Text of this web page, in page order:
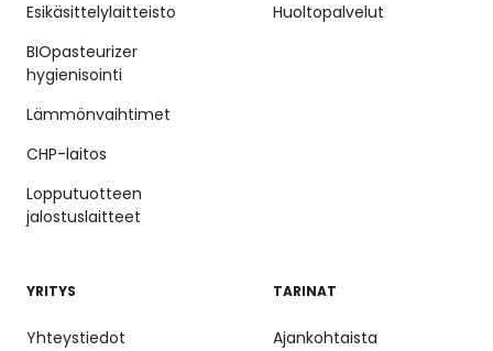
Esikäsittelylaitteisto
BIOpasteurizer
hygienisointi
Lämmönvaihtimet
CHP-laitos
Lopputuotteen
jalostuslaitteet
Huoltopalvelut
YRITYS
Yhteystiedot
TARINAT
Ajankohtaista